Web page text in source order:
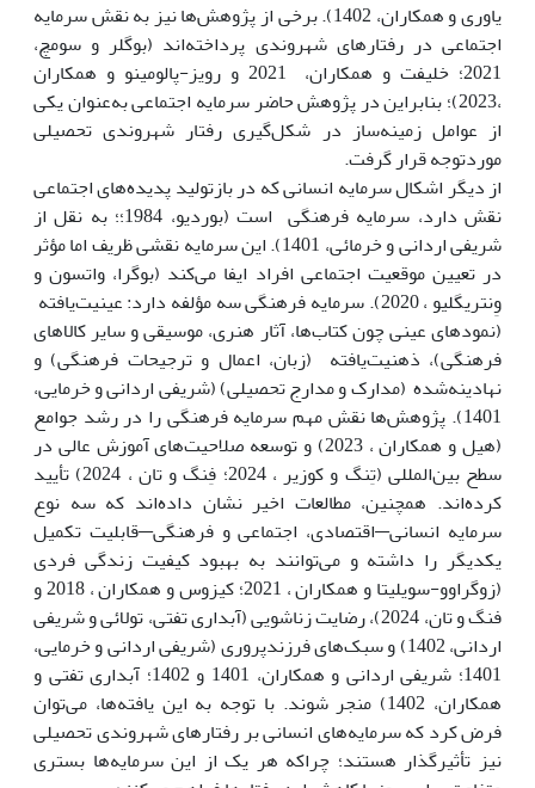
یاوری و همکاران، 1402). برخی از پژوهش‌ها نیز به نقش سرمایه
اجتماعی در رفتارهای شهروندی پرداخته‌اند (بوگلر و سومچ،
2021؛ خلیفت و همکاران، 2021 و رویز-پالومینو و همکاران
،2023)؛ بنابراین در پژوهش حاضر سرمایه اجتماعی به‌عنوان یکی
از عوامل زمینه‌ساز در شکل‌گیری رفتار شهروندی تحصیلی
موردتوجه قرار گرفت.
از دیگر اشکال سرمایه انسانی که در بازتولید پدیده‌های اجتماعی
نقش دارد، سرمایه فرهنگی است (بوردیو، 1984؛؛ به نقل از
شریفی اردانی و خرمائی، 1401). این سرمایه نقشی ظریف اما مؤثر
در تعیین موقعیت اجتماعی افراد ایفا می‌کند (بوگرا، واتسون و
وِنتریگلیو ، 2020). سرمایه فرهنگی سه مؤلفه دارد: عینیت‌یافته
(نمودهای عینی چون کتاب‌ها، آثار هنری، موسیقی و سایر کالاهای
فرهنگی)، ذهنیت‌یافته (زبان، اعمال و ترجیحات فرهنگی) و
نهادینه‌شده (مدارک و مدارج تحصیلی) (شریفی اردانی و خرمایی،
1401). پژوهش‌ها نقش مهم سرمایه فرهنگی را در رشد جوامع
(هیل و همکاران ، 2023) و توسعه صلاحیت‌های آموزش عالی در
سطح بین‌المللی (تِنگ و کوزیر ، 2024؛ فِنگ و تان ، 2024) تأیید
کرده‌اند. همچنین، مطالعات اخیر نشان داده‌اند که سه نوع
سرمایه انسانی—اقتصادی، اجتماعی و فرهنگی—قابلیت تکمیل
یکدیگر را داشته و می‌توانند به بهبود کیفیت زندگی فردی
(زوگراوو-سویلیتا و همکاران ، 2021؛ کیزوس و همکاران ، 2018 و
فنگ و تان، 2024)، رضایت زناشویی (آبداری تفتی، تولائی و شریفی
اردانی، 1402) و سبک‌های فرزندپروری (شریفی اردانی و خرمایی،
1401؛ شریفی اردانی و همکاران، 1401 و 1402؛ آبداری تفتی و
همکاران، 1402) منجر شوند. با توجه به این یافته‌ها، می‌توان
فرض کرد که سرمایه‌های انسانی بر رفتارهای شهروندی تحصیلی
نیز تأثیرگذار هستند؛ چراکه هر یک از این سرمایه‌ها بستری